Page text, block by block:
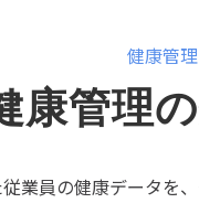
健康管
康管理
業員の健康データを